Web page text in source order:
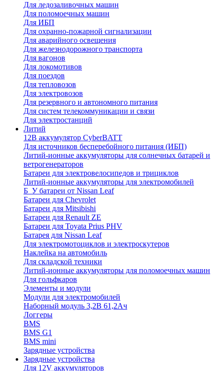
Для ледозаливочных машин
Для поломоечных машин
Для ИБП
Для охранно-пожарной сигнализации
Для аварийного освещения
Для железнодорожного транспорта
Для вагонов
Для локомотивов
Для поездов
Для тепловозов
Для электровозов
Для резервного и автономного питания
Для систем телекоммуникации и связи
Для электростанций
Литий
12В аккумулятор CyberBATT
Для источников бесперебойного питания (ИБП)
Литий-ионные аккумуляторы для солнечных батарей и
ветрогенераторов
Батареи для электровелосипедов и трициклов
Литий-ионные аккумуляторы для электромобилей
Б_У батареи от Nissan Leaf
Батареи для Chevrolet
Батареи для Mitsibishi
Батареи для Renault ZE
Батареи для Toyata Prius PHV
Батарея для Nissan Leaf
Для электромотоциклов и электроскутеров
Наклейка на автомобиль
Для складской техники
Литий-ионные аккумуляторы для поломоечных машин
Для гольфкаров
Элементы и модули
Модули для электромобилей
Наборный модуль 3,2В 61,2Ач
Логгеры
BMS
BMS G1
BMS mini
Зарядные устройства
Зарядные устройства
Для 12V аккумуляторов